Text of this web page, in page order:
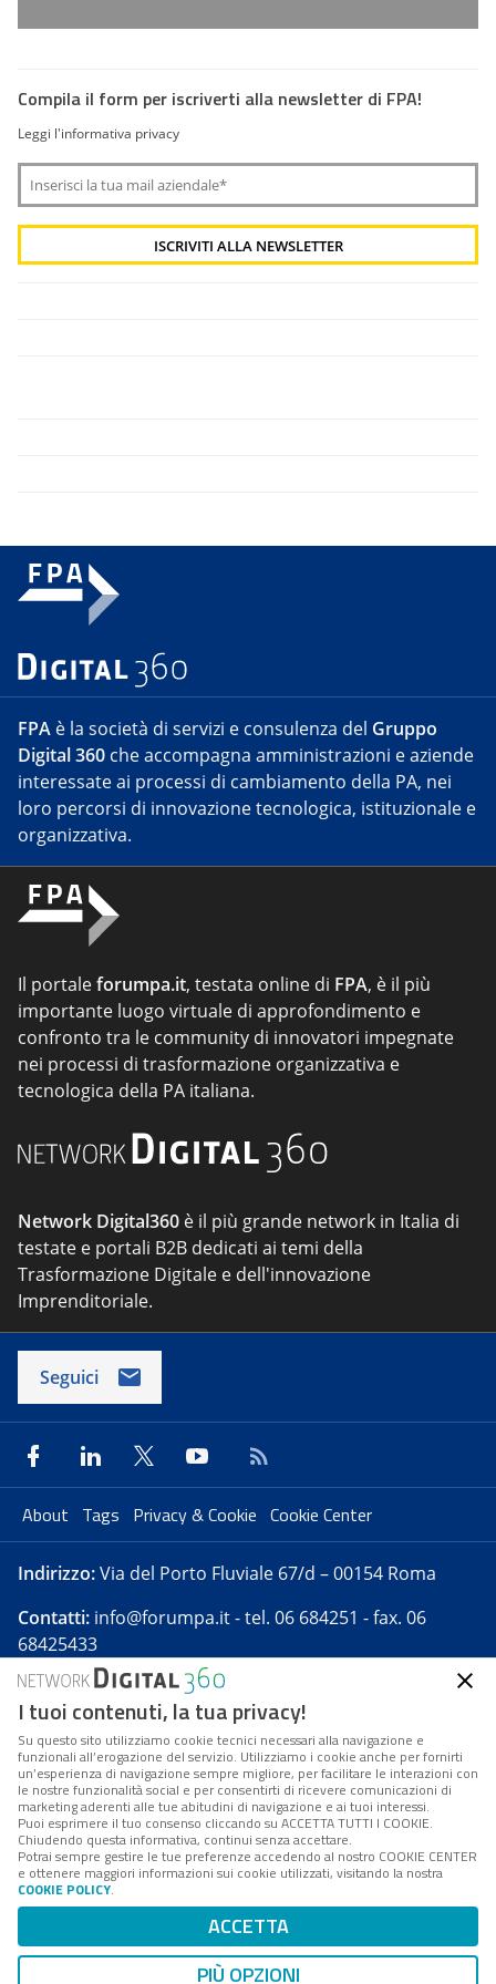
Compila il form per iscriverti alla newsletter di FPA!
Leggi l'informativa privacy
FPA è la società di servizi e consulenza del Gruppo
Digital 360 che accompagna amministrazioni e aziende
interessate ai processi di cambiamento della PA, nei
loro percorsi di innovazione tecnologica, istituzionale e
organizzativa.
Il portaleforumpa.it, testata online di FPA, è il più
importante luogo virtuale di approfondimento e
confronto tra le community di innovatori impegnate
nei processi di trasformazione organizzativa e
tecnologica della PA italiana.
Network Digital360 è il più grande network in Italia di
testate e portali B2B dedicati ai temi della
Trasformazione Digitale e dell'innovazione
Imprenditoriale.
Seguici
About Tags Privacy & Cookie Cookie Center
Indirizzo:Via del Porto Fluviale 67/d – 00154 Roma
Contatti: info@forumpa.it- tel. 06 684251 - fax. 06
68425433
Forumpa.itè una pubblicazione telematica iscritta
presso Registro della stampa del Tribunale di Roma -
Reg. n. 182 del 2 maggio 2008 - Direttore resp. Michela
Stentella
FPA s.r.l. è società soggetta a Direzione e
Coordinamento da parte di Digital360 S.p.A. - FPA s.r.l.
è un'azienda certificata per il sistema di management
Codice Fiscale/Partita IVA n. 10693191008 - R.E.A. Roma
n. 1249791. ISP AWS
Mappa del sito
I tuoi contenuti, la tua privacy!
Su questo sito utilizziamo cookie tecnici necessari alla navigazione e
funzionali all’erogazione del servizio. Utilizziamo i cookie anche per fornirti
un’esperienza di navigazione sempre migliore, per facilitare le interazioni con
le nostre funzionalità social e per consentirti di ricevere comunicazioni di
marketing aderenti alle tue abitudini di navigazione e ai tuoi interessi.
Puoi esprimere il tuo consenso cliccando su ACCETTA TUTTI I COOKIE.
Chiudendo questa informativa, continui senza accettare.
Potrai sempre gestire le tue preferenze accedendo al nostro COOKIE CENTER
e ottenere maggiori informazioni sui cookie utilizzati, visitando la nostra
COOKIE POLICY.
ACCETTA
PIÙ OPZIONI